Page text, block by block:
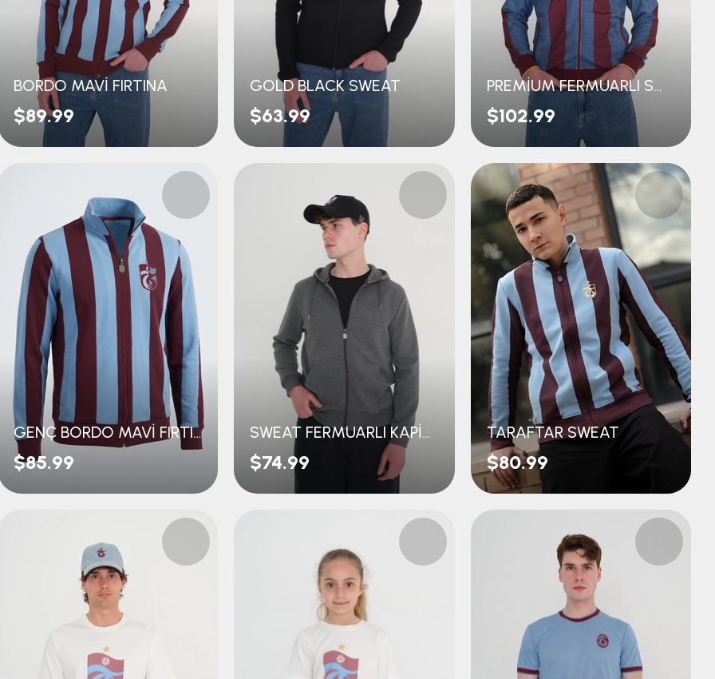
BORDO MAVİ FIRTINA
$89.99
GOLD BLACK SWEAT
$63.99
PREMİUM FERMUARLI SWEAT
$102.99
GENÇ BORDO MAVİ FIRTINA
$85.99
SWEAT FERMUARLI KAPİTONE SIRTI NAKIŞLI
$74.99
TARAFTAR SWEAT
$80.99